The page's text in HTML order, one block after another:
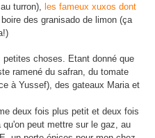
turron), les fameux xuxos dont
des granisado de limon (ça
choses. Etant donné que
ramené du safran, du tomate
à Yussef), des gateaux Maria et
deux fois plus petit et deux fois
peut mettre sur le gaz, au